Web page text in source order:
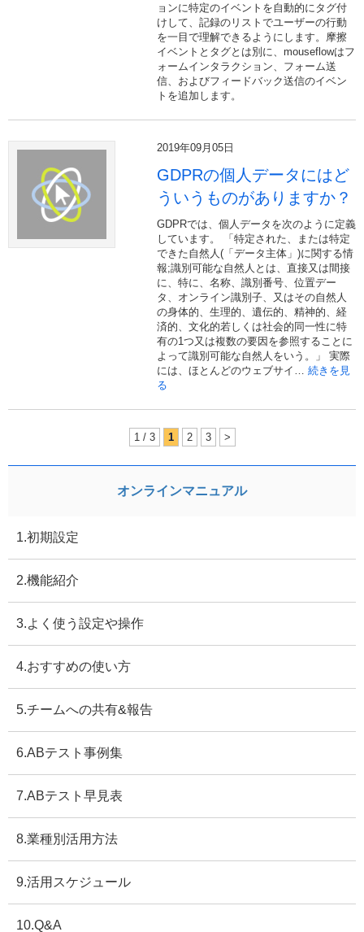
ョンに特定のイベントを自動的にタグ付
けして、記録のリストでユーザーの行動
を一目で理解できるようにします。摩擦
イベントとタグとは別に、mouseflowはフ
ォームインタラクション、フォーム送
信、およびフィードバック送信のイベン
トを追加します。
2019年09月05日
GDPRの個人データにはど
ういうものがありますか？
GDPRでは、個人データを次のように定義
しています。 「特定された、または特定
できた自然人(「データ主体」)に関する情
報;識別可能な自然人とは、直接又は間接
に、特に、名称、識別番号、位置デー
タ、オンライン識別子、又はその自然人
の身体的、生理的、遺伝的、精神的、経
済的、文化的若しくは社会的同一性に特
有の1つ又は複数の要因を参照することに
よって識別可能な自然人をいう。」 実際
には、ほとんどのウェブサイ… 続きを見
る
1 / 3 1 2 3 >
オンラインマニュアル
1.初期設定
2.機能紹介
3.よく使う設定や操作
4.おすすめの使い方
5.チームへの共有&報告
6.ABテスト事例集
7.ABテスト早見表
8.業種別活用方法
9.活用スケジュール
10.Q&A